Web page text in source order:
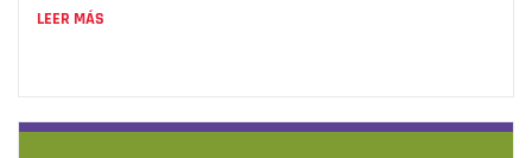
LEER MÁS